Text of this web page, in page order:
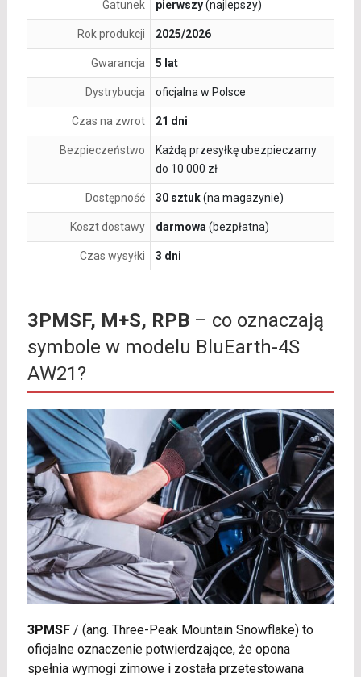
Gatunek pierwszy(najlepszy)
Rok produkcji 2025/2026
Gwarancja 5 lat
Dystrybucja oficjalna w Polsce
Czas na zwrot 21 dni
Bezpieczeństwo
Każdą przesyłkę ubezpieczamy
do 10 000 zł
Dostępność 30 sztuk(na magazynie)
Koszt dostawy darmowa (bezpłatna)
Czas wysyłki 3 dni
3PMSF, M+S, RPB– co oznaczają
symbole w modelu BluEarth-4S
AW21?
3PMSF/ (ang. Three-Peak Mountain Snowflake) to
oficjalne oznaczenie potwierdzające, że opona
spełnia wymogi zimowe i została przetestowana